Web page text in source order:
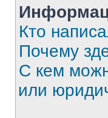
Кто
Почему
С кем
или